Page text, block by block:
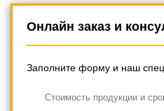
Онлайн заказ и
Заполните форму и наш
Cтоимость продукции и